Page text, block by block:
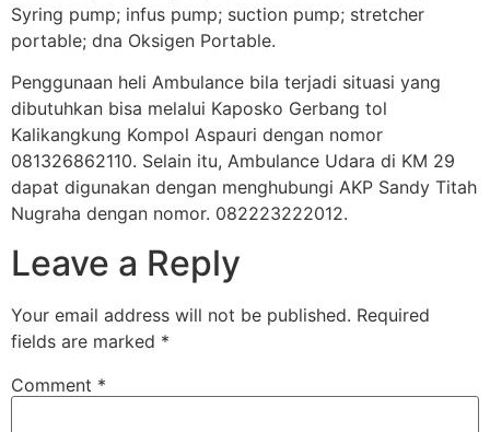
Syring pump; infus pump; suction pump; stretcher
portable; dna Oksigen Portable.
Penggunaan heli Ambulance bila terjadi situasi yang
dibutuhkan bisa melalui Kaposko Gerbang tol
Kalikangkung Kompol Aspauri dengan nomor
081326862110. Selain itu, Ambulance Udara di KM 29
dapat digunakan dengan menghubungi AKP Sandy Titah
Nugraha dengan nomor. 082223222012.
Leave a Reply
Your email address will not be published. Required
fields are marked *
Comment *